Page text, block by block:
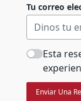
Tu correo
Esta
Enviar Una